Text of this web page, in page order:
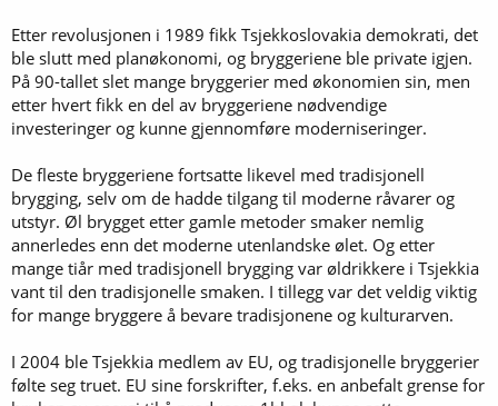
Etter revolusjonen i 1989 fikk Tsjekkoslovakia demokrati, det
ble slutt med planøkonomi, og bryggeriene ble private igjen.
På 90-tallet slet mange bryggerier med økonomien sin, men
etter hvert fikk en del av bryggeriene nødvendige
investeringer og kunne gjennomføre moderniseringer.
De fleste bryggeriene fortsatte likevel med tradisjonell
brygging, selv om de hadde tilgang til moderne råvarer og
utstyr. Øl brygget etter gamle metoder smaker nemlig
annerledes enn det moderne utenlandske ølet. Og etter
mange tiår med tradisjonell brygging var øldrikkere i Tsjekkia
vant til den tradisjonelle smaken. I tillegg var det veldig viktig
for mange bryggere å bevare tradisjonene og kulturarven.
I 2004 ble Tsjekkia medlem av EU, og tradisjonelle bryggerier
følte seg truet. EU sine forskrifter, f.eks. en anbefalt grense for